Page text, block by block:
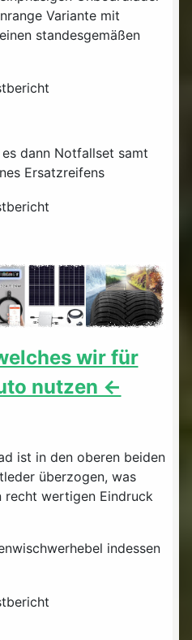
Variante mit
standesgemäßen
dann Notfallset samt
Ersatzreifens
wir für
nutzen <-
ist in den oberen beiden
überzogen, was
recht wertigen Eindruck
indessen